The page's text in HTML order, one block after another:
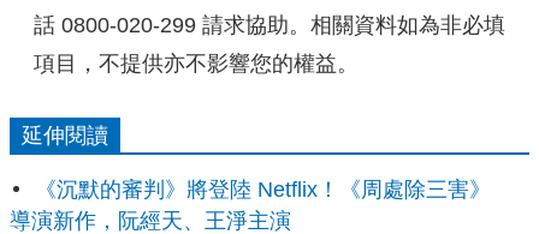
話 0800-020-299 請求協助。相關資料如為非必填
項目，不提供亦不影響您的權益。
延伸閱讀
《沉默的審判》將登陸 Netflix！《周處除三害》
導演新作，阮經天、王淨主演